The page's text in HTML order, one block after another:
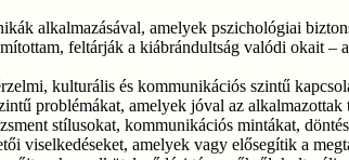
alkalmazásával, amelyek pszichológiai
feltárják a kiábrándultság valódi okait
kulturális és kommunikációs szintű
problémákat, amelyek jóval az
stílusokat, kommunikációs mintákat,
viselkedéseket, amelyek vagy elősegítik a